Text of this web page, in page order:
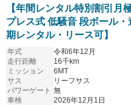
【年間レンタル特別割引月
プレス式 低騒音 段ボール
期レンタル・リース可】
年式
令和6年12月
走行距離
16千km
ミッション
6MT
サス
リーフサス
パワーゲート 無
車検
2026年12月1日